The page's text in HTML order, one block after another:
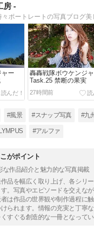
房 -
ー
轟轟戦隊ボウケンジ
Task.25 禁断の果実
27時間前
#風景 #スナップ写真 #九
#アルファ
がポイント
な作品紹介と魅力的な写真掲載
品を幅広く取り上げ、各シリ
。写真やエピソードを交えな
は作品の世界観や制作過程に
られます。情報の充実と丁寧
すぐる創造的な一冊となってい